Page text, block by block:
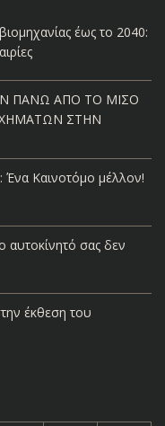
έως το 2040:
ΠΑΝΩ ΑΠΟ ΤΟ ΜΙΣΟ
ΣΤΗΝ
Ένα Καινοτόμο μέλλον!
αυτοκίνητό σας δεν
έκθεση του